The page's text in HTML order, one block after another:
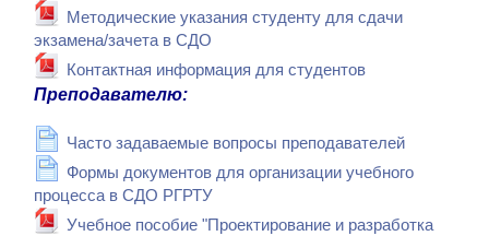
Методические указания студенту для сдачи
экзамена/зачета в СДО
Контактная информация для студентов
Преподавателю:
Часто задаваемые вопросы преподавателейСтраница
Формы документов для организации учебного
процесса в СДО РГРТУСтраница
Учебное пособие "Проектирование и разработка